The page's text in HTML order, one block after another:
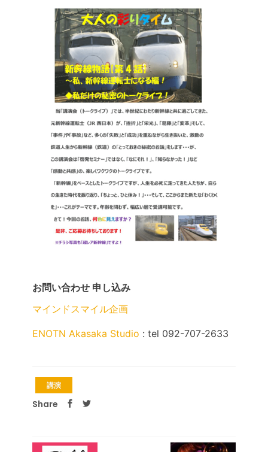
お問い合わせ 申し込み
マインドスマイル企画
ENOTN Akasaka Studio : tel 092-707-2633
講演
Share